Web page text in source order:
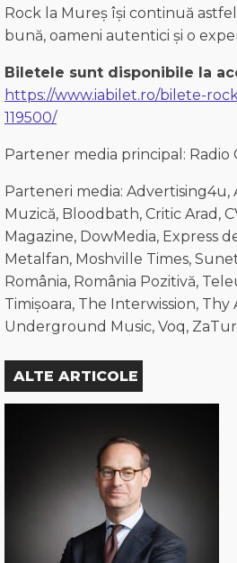
Rock la Mureș își continuă
bună, oameni autentici și o
Biletele sunt disponibile la
https://www.iabilet.ro/bilete-
119500/
Partener media principal: Radio
Parteneri media: Advertising4u,
Muzică, Bloodbath, Critic Arad,
Magazine, DowMedia, Express
Metalfan, Moshville Times,
România, România Pozitivă,
Timișoara, The Interwission, Thy
Underground Music, Voq,
ALTE ARTICOLE